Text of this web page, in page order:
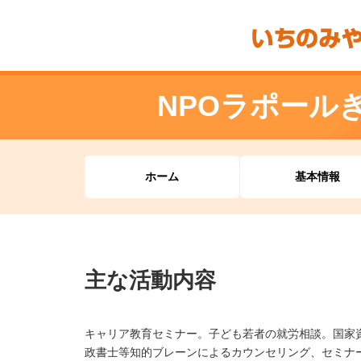
NPOラポール
ホーム 基本情報
主な活動内容
キャリア教育セミナー。子ども若者の就労相談。国
政書士等知的ブレーンによるカウンセリング、セミ